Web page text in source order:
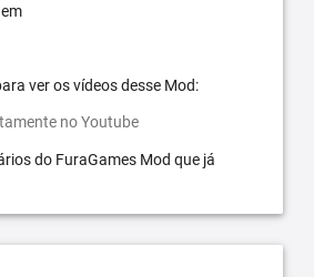
ver os vídeos desse Mod:
no Youtube
do FuraGames Mod que já